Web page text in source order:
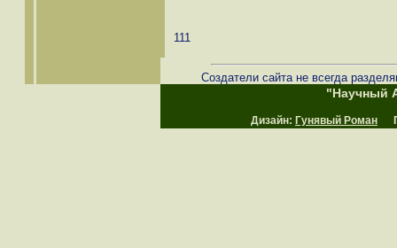
111
Создатели сайта не всегда
"Научный
Дизайн: Гунявый Роман